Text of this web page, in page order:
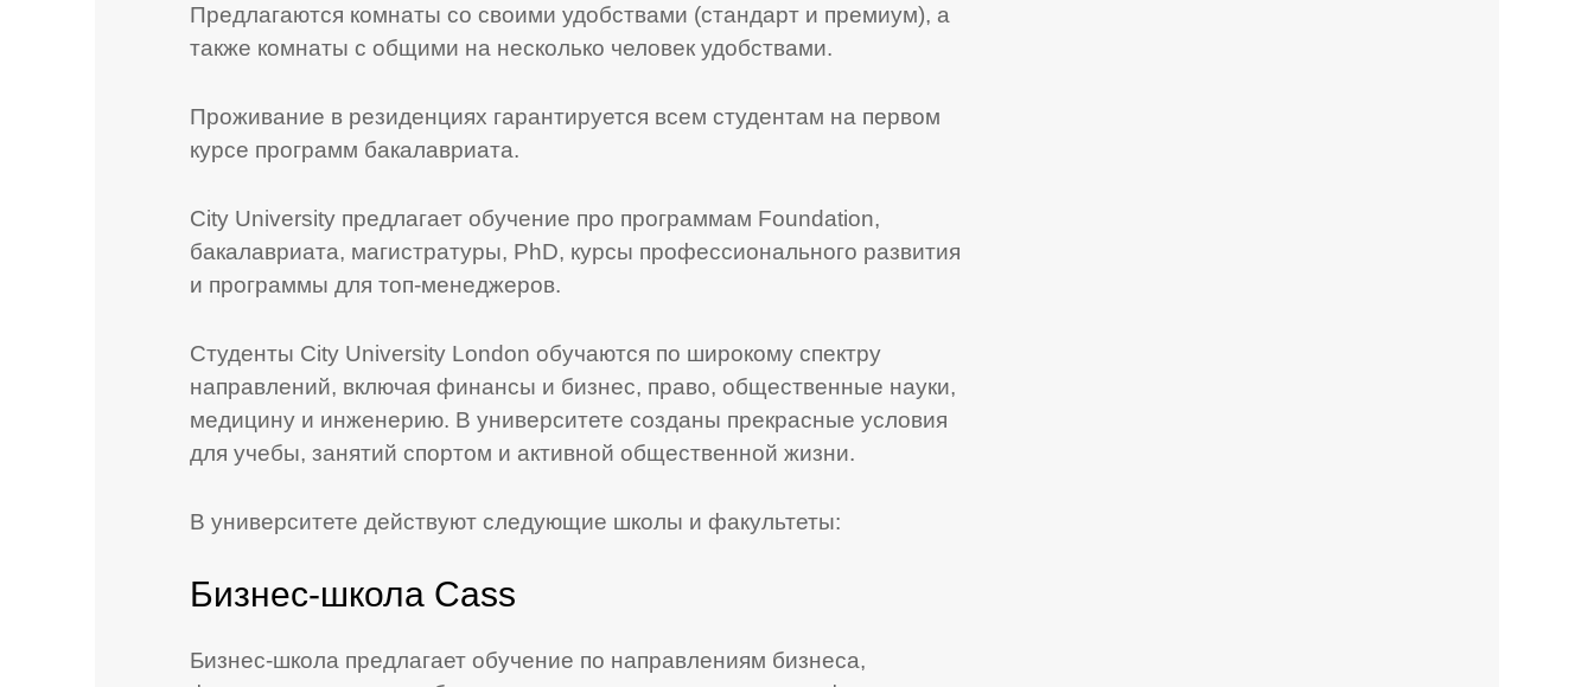
Предлагаются комнаты со своими удобствами (стандарт и премиум), а
также комнаты с общими на несколько человек удобствами.
Проживание в резиденциях гарантируется всем студентам на первом
курсе программ бакалавриата.
City University предлагает обучение про программам Foundation,
бакалавриата, магистратуры, PhD, курсы профессионального развития
и программы для топ-менеджеров.
Студенты City University London обучаются по широкому спектру
направлений, включая финансы и бизнес, право, общественные науки,
медицину и инженерию. В университете созданы прекрасные условия
для учебы, занятий спортом и активной общественной жизни.
В университете действуют следующие школы и факультеты:
Бизнес-школа Cass
Бизнес-школа предлагает обучение по направлениям бизнеса,